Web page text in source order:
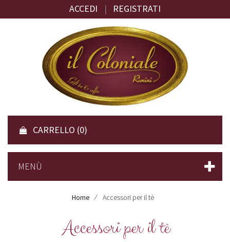
ACCEDI | REGISTRATI
CARRELLO (0)
MENÙ
Home Accessori per il tè
Accessori per il tè